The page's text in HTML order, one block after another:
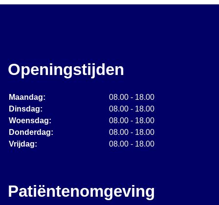
Openingstijden
Maandag:
08.00 - 18.00
Dinsdag:
08.00 - 18.00
Woensdag:
08.00 - 18.00
Donderdag:
08.00 - 18.00
Vrijdag:
08.00 - 18.00
Patiëntenomgeving